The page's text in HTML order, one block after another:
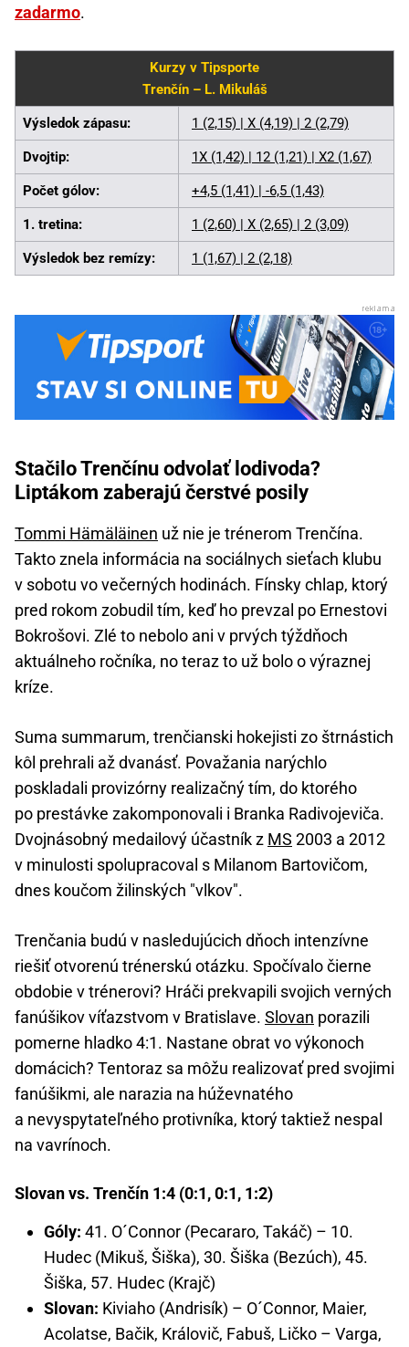
zadarmo.
Kurzy v Tipsporte
Trenčín – L. Mikuláš
Výsledok zápasu: 1 (2,15) | X (4,19) | 2 (2,79)
Dvojtip: 1X (1,42) | 12 (1,21) | X2 (1,67)
Počet gólov: +4,5 (1,41) | -6,5 (1,43)
1. tretina: 1 (2,60) | X (2,65) | 2 (3,09)
Výsledok bez remízy: 1 (1,67) | 2 (2,18)
Stačilo Trenčínu odvolať lodivoda?
Liptákom zaberajú čerstvé posily
Tommi Hämäläinen už nie je trénerom Trenčína.
Takto znela informácia na sociálnych sieťach klubu
v sobotu vo večerných hodinách. Fínsky chlap, ktorý
pred rokom zobudil tím, keď ho prevzal po Ernestovi
Bokrošovi. Zlé to nebolo ani v prvých týždňoch
aktuálneho ročníka, no teraz to už bolo o výraznej
kríze.
Suma summarum, trenčianski hokejisti zo štrnástich
kôl prehrali až dvanásť. Považania narýchlo
poskladali provizórny realizačný tím, do ktorého
po prestávke zakomponovali i Branka Radivojeviča.
Dvojnásobný medailový účastník z MS 2003 a 2012
v minulosti spolupracoval s Milanom Bartovičom,
dnes koučom žilinských "vlkov".
Trenčania budú v nasledujúcich dňoch intenzívne
riešiť otvorenú trénerskú otázku. Spočívalo čierne
obdobie v trénerovi? Hráči prekvapili svojich verných
fanúšikov víťazstvom v Bratislave. Slovan porazili
pomerne hladko 4:1. Nastane obrat vo výkonoch
domácich? Tentoraz sa môžu realizovať pred svojimi
fanúšikmi, ale narazia na húževnatého
a nevyspytateľného protivníka, ktorý taktiež nespal
na vavrínoch.
Slovan vs. Trenčín 1:4 (0:1, 0:1, 1:2)
Góly: 41. O´Connor (Pecararo, Takáč) – 10.
Hudec (Mikuš, Šiška), 30. Šiška (Bezúch), 45.
Šiška, 57. Hudec (Krajč)
Slovan: Kiviaho (Andrisík) – O´Connor, Maier,
Acolatse, Bačik, Královič, Fabuš, Ličko – Varga,